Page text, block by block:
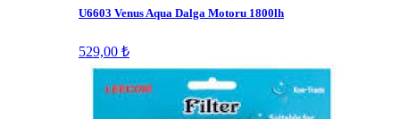
U6603 Venus Aqua Dalga Motoru 1800lh
529,00 ₺